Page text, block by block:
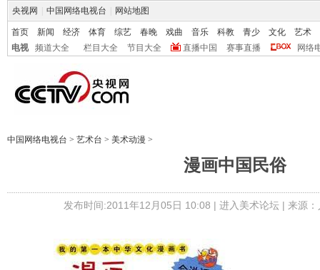
央视网 中国网络电视台 网站地图
首页 新闻 经济 体育 综艺 春晚 戏曲 音乐 科教 青少 文化
艺术
电视
频道大全 栏目大全 节目大全 直播中国 赛事直播 网络
中国网络电视台 > 艺术台 > 美术动漫 >
漫画中国民俗
发布时间:2011年12月05日 10:08 | 进入美术论坛| 来源